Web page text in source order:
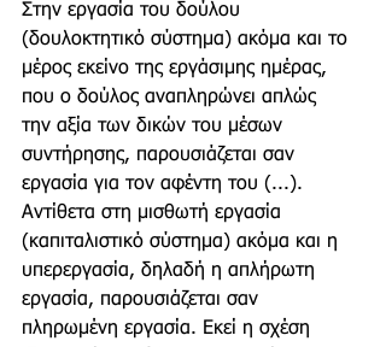
Στην εργασία του δούλου
(δουλοκτητικό σύστημα) ακόμα και το
μέρος εκείνο της εργάσιμης ημέρας,
που ο δούλος αναπληρώνει απλώς
την αξία των δικών του μέσων
συντήρησης, παρουσιάζεται σαν
εργασία για τον αφέντη του (...).
Αντίθετα στη μισθωτή εργασία
(καπιταλιστικό σύστημα) ακόμα και η
υπερεργασία, δηλαδή η απλήρωτη
εργασία, παρουσιάζεται σαν
πληρωμένη εργασία. Εκεί η σχέση